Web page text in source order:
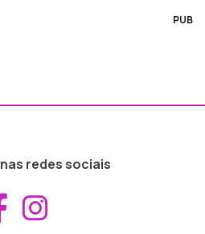
PUB
redes sociais
Aceder ao